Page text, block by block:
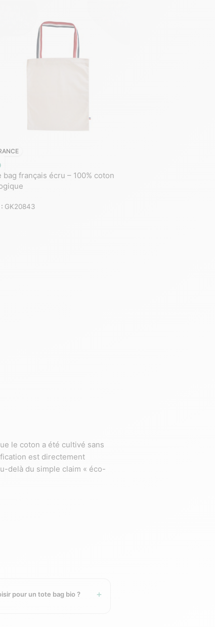
bag français écru – 100% coton
GK20843
le coton a été cultivé sans
est directement
delà du simple claim « éco-
pour un tote bag bio ?